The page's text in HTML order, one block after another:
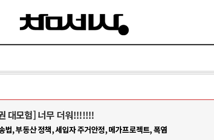
대모험] 너무 더워!!!!!!!
법, 부동산 정책, 세입자 주거안정, 메가프로젝트, 폭염